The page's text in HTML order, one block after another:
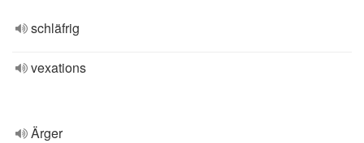
schläfrig
vexations
Ärger